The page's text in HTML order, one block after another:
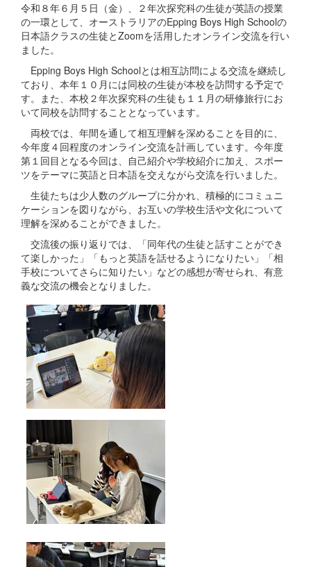
令和８年６月５日（金）、２年次探究科の生徒が英語の授業
の一環として、オーストラリアのEpping Boys High Schoolの
日本語クラスの生徒とZoomを活用したオンライン交流を行い
ました。
Epping Boys High Schoolとは相互訪問による交流を継続し
ており、本年１０月には同校の生徒が本校を訪問する予定で
す。また、本校２年次探究科の生徒も１１月の研修旅行にお
いて同校を訪問することとなっています。
両校では、年間を通して相互理解を深めることを目的に、
今年度４回程度のオンライン交流を計画しています。今年度
第１回目となる今回は、自己紹介や学校紹介に加え、スポー
ツをテーマに英語と日本語を交えながら交流を行いました。
生徒たちは少人数のグループに分かれ、積極的にコミュニ
ケーションを図りながら、お互いの学校生活や文化について
理解を深めることができました。
交流後の振り返りでは、「同年代の生徒と話すことができ
て楽しかった」「もっと英語を話せるようになりたい」「相
手校についてさらに知りたい」などの感想が寄せられ、有意
義な交流の機会となりました。